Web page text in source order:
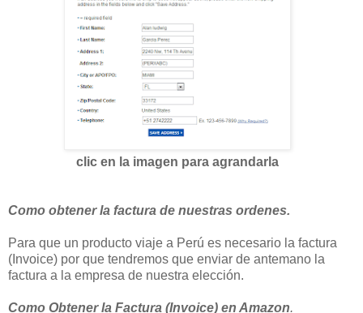
clic en la imagen para agrandarla
Como obtener la factura de nuestras ordenes.
Para que un producto viaje a Perú es necesario la factura
(Invoice) por que tendremos que enviar de antemano la
factura a la empresa de nuestra elección.
Como Obtener la Factura (Invoice) en Amazon.